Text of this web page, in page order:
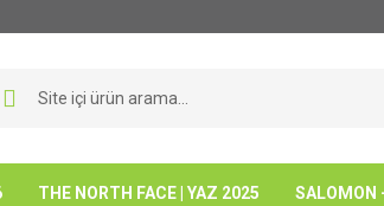
THE NORTH FACE | YAZ 2025 SALOMON